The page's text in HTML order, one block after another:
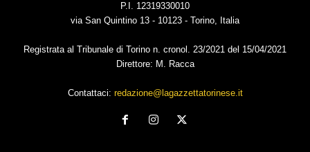
P.I. 12319330010
via San Quintino 13 - 10123 - Torino, Italia
Registrata al Tribunale di Torino n. cronol. 23/2021 del 15/04/2021
Direttore: M. Racca
Contattaci: redazione@lagazzettatorinese.it